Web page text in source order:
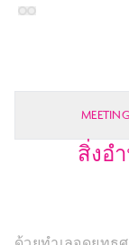
สิ่งอ